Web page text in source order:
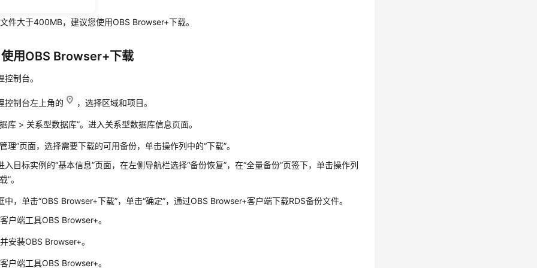
件大于400MB，建议您使用OBS Browser+下载。
用OBS Browser+下载
控制台。
控制台左上角的 ，选择区域和项目。
库 > 关系型数据库”。进入关系型数据库信息页面。
理”页面，选择需要下载的可用备份，单击操作列中的“下载”。
入目标实例的“基本信息”页面，在左侧导航栏选择“备份恢复”，在“全量备份”页签下，单击操作列
”。
中，单击“OBS Browser+下载”，单击“确定”，通过OBS Browser+客户端下载RDS备份文件。
户端工具OBS Browser+。
安装OBS Browser+。
户端工具OBS Browser+。